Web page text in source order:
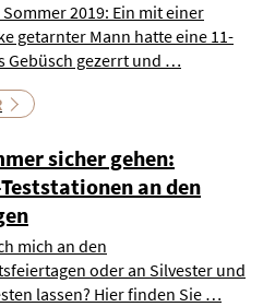
2019: Ein mit einer
getarnter Mann hatte eine 11-
Gebüsch gezerrt und …
sicher gehen:
an den
mich an den
oder an Silvester und
lassen? Hier finden Sie …